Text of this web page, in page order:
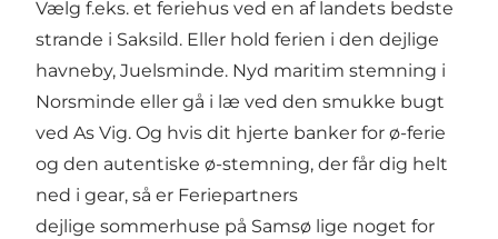
Vælg f.eks. et feriehus ved en af landets bedste
strande i Saksild. Eller hold ferien i den dejlige
havneby, Juelsminde. Nyd maritim stemning i
Norsminde eller gå i læ ved den smukke bugt
ved As Vig. Og hvis dit hjerte banker for ø-ferie
og den autentiske ø-stemning, der får dig helt
ned i gear, så er Feriepartners
dejlige sommerhuse på Samsø lige noget for